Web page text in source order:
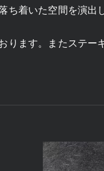
着いた空間を演
ます。またステー